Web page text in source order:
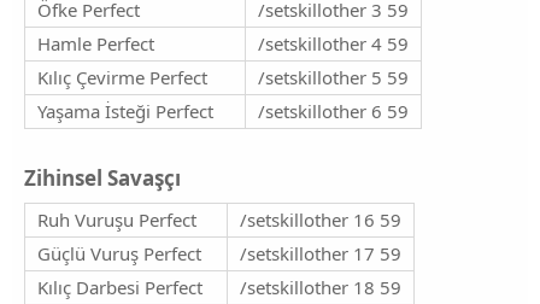
Öfke Perfect
/setskillother 3 59
Hamle Perfect
/setskillother 4 59
Kılıç Çevirme Perfect
/setskillother 5 59
Yaşama İsteği Perfect
/setskillother 6 59
Zihinsel Savaşçı​
Ruh Vuruşu Perfect
/setskillother 16 59
Güçlü Vuruş Perfect
/setskillother 17 59
Kılıç Darbesi Perfect
/setskillother 18 59